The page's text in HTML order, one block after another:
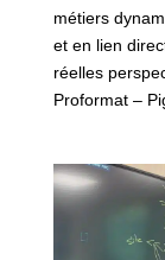
métiers
et en lien
réelles
Proformat –